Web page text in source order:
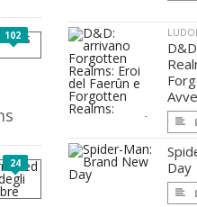
102
24
Day